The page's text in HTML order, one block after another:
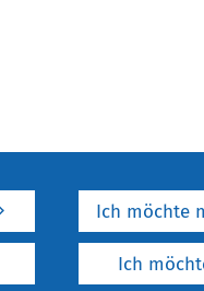
Ich möchte
Ich